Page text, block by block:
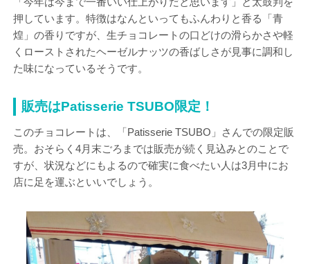
押しています。特徴はなんといってもふんわりと香る「青
煌」の香りですが、生チョコレートの口どけの滑らかさや軽
くローストされたヘーゼルナッツの香ばしさが見事に調和し
た味になっているそうです。
販売はPatisserie TSUBO限定！
このチョコレートは、「Patisserie TSUBO」さんでの限定販
売。おそらく4月末ごろまでは販売が続く見込みとのことで
すが、状況などにもよるので確実に食べたい人は3月中にお
店に足を運ぶといいでしょう。